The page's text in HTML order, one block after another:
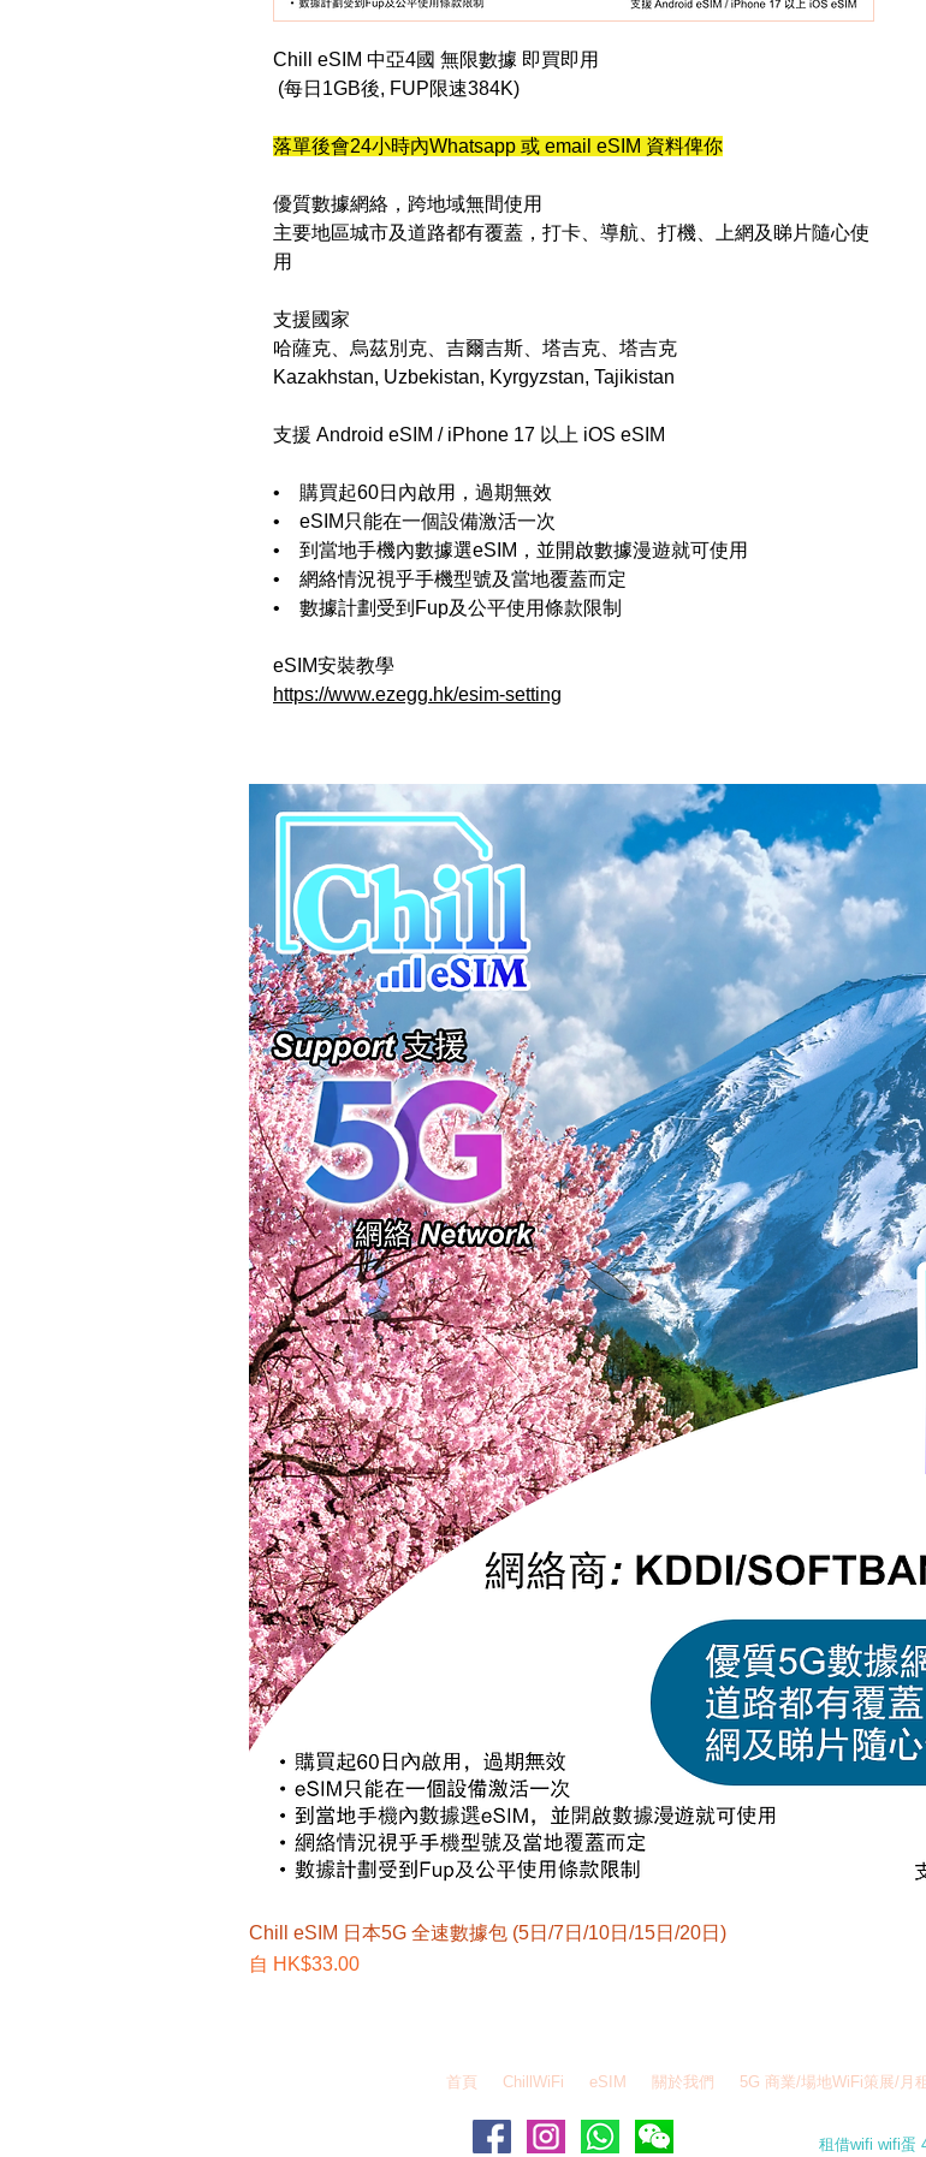
Chill eSIM 中亞4國 無限數據 即買即用
(每日1GB後, FUP限速384K)
落單後會24小時內Whatsapp 或 email eSIM 資料俾你
優質數據網絡，跨地域無間使用
主要地區城市及道路都有覆蓋，打卡、導航、打機、上網及睇片隨心使
用
支援國家
哈薩克、烏茲別克、吉爾吉斯、塔吉克、塔吉克
Kazakhstan, Uzbekistan, Kyrgyzstan, Tajikistan
支援 Android eSIM / iPhone 17 以上 iOS eSIM
• 購買起60日內啟用，過期無效
• eSIM只能在一個設備激活一次
• 到當地手機內數據選eSIM，並開啟數據漫遊就可使用
• 網絡情況視乎手機型號及當地覆蓋而定
• 數據計劃受到Fup及公平使用條款限制
eSIM安裝教學
https://www.ezegg.hk/esim-setting
Chill eSIM 日本5G 全速數據包 (5日/7日/10日/15日/20日)
自 HK$33.00
促銷價格
首頁 ChillWiFi eSIM 關於我們 5G 商業/場地WiFi策展/月
租借wifi wifi蛋